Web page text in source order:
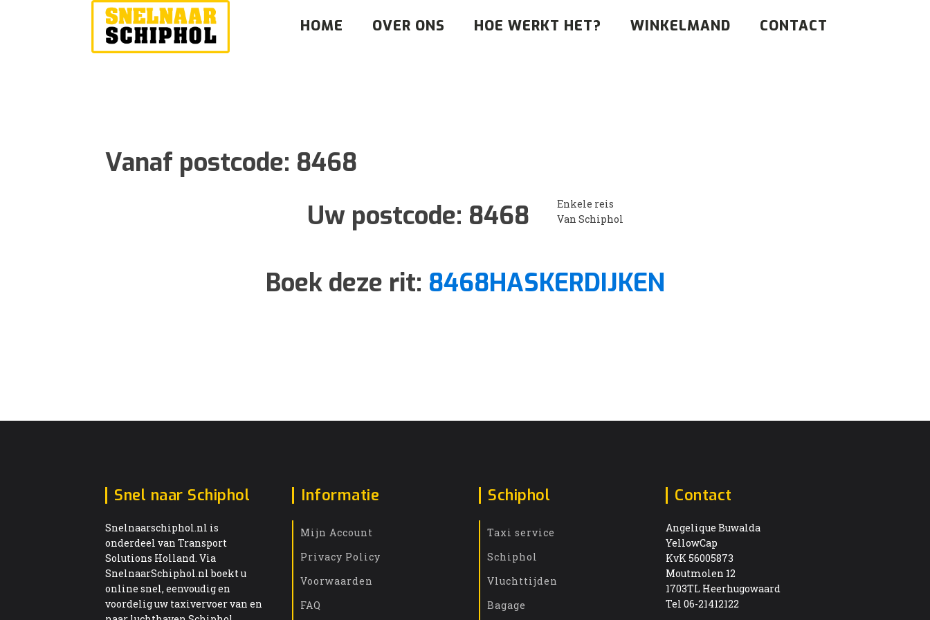
HOME OVER ONS HOE WERKT HET? WINKELMAND CONTACT
Vanaf postcode: 8468
Uw postcode: 8468
Enkele reis
Van Schiphol
Boek deze rit: 8468HASKERDIJKEN
Snel naar Schiphol
Snelnaarschiphol.nl is
onderdeel van Transport
Solutions Holland. Via
SnelnaarSchiphol.nl boekt u
online snel, eenvoudig en
voordelig uw taxivervoer van en
Informatie
Mijn Account
Privacy Policy
Voorwaarden
FAQ
Schiphol
Taxi service
Schiphol
Vluchttijden
Bagage
Contact
Angelique Buwalda
YellowCap
KvK 56005873
Moutmolen 12
1703TL Heerhugowaard
Tel 06-21412122